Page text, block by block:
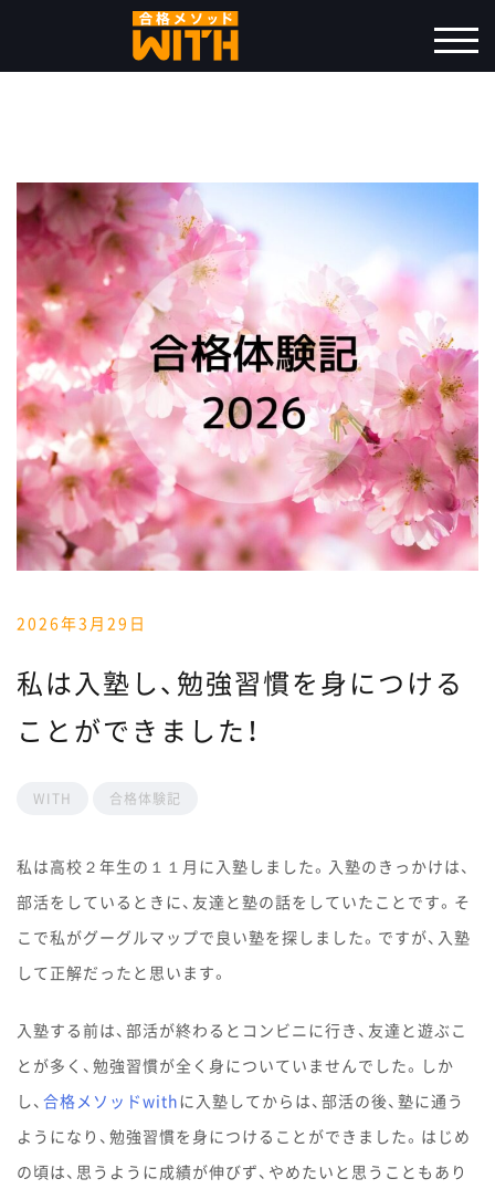
テ
モバ
2026年3月29日
私は入塾し、勉強習慣を身につける
ことができました！
WITH 合格体験記
私は高校２年生の１１月に入塾しました。入塾のきっかけは、
部活をしているときに、友達と塾の話をしていたことです。そ
こで私がグーグルマップで良い塾を探しました。ですが、入塾
して正解だったと思います。
入塾する前は、部活が終わるとコンビニに行き、友達と遊ぶこ
とが多く、勉強習慣が全く身についていませんでした。しか
し、 合格メソッドwithに入塾してからは、部活の後、塾に通う
ようになり、勉強習慣を身につけることができました。はじめ
の頃は、思うように成績が伸びず、やめたいと思うこともあり